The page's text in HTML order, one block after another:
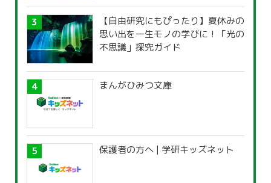
【自由研究にもぴったり】夏休みの
思い出を一生モノの学びに！「光の
不思議」探究ガイド
まんがひみつ文庫
保護者の方へ | 学研キッズネット